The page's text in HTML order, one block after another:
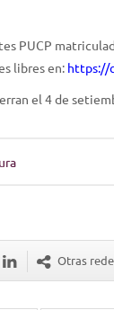
PUCP
libres en: https://
el 4 de
Otras